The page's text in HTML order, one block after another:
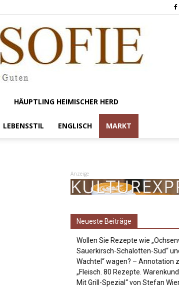
HÄUPTLING HEIMISCHER HERD
LEBENSSTIL ENGLISCH MARKT
Anzeige
Neueste Beiträge
Wollen Sie Rezepte wie
Sauerkirsch-Schalotten-Sud“
Wachtel“ wagen? – Annotation
„Fleisch. 80 Rezepte.
Mit Grill-Spezial“ von Stefan